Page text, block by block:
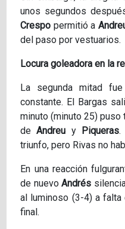
unos segundos
Crespo permitió a
del paso por vestuarios.
Locura goleadora en la
La segunda mitad
constante. El Bargas
minuto (minuto 25)
deAndreu y Piqueras.
triunfo, pero Rivas no
En una reacción
de nuevoAndrés
al luminoso (3-4) a
final.